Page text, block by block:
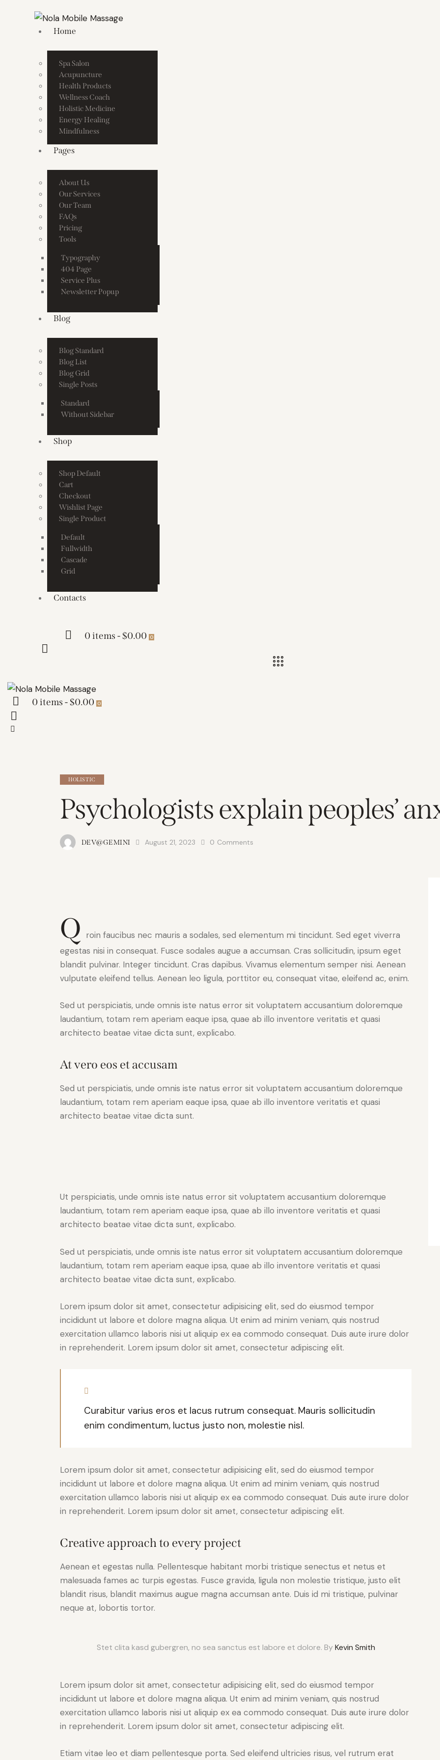
Home
Spa Salon
Acupuncture
Health Products
Wellness Coach
Holistic Medicine
Energy Healing
Mindfulness
Pages
About Us
Our Services
Our Team
FAQs
Pricing
Tools
Typography
404 Page
Service Plus
Newsletter Popup
Blog
Blog Standard
Blog List
Blog Grid
Single Posts
Standard
Without Sidebar
Shop
Shop Default
Cart
Checkout
Wishlist Page
Single Product
Default
Fullwidth
Cascade
Grid
Contacts
0 items -$0.00 0
0 items -$0.00 0
HOLISTIC
Psychologists explain peoples’
DEV@GEMINI August 21, 2023 0 Comments
Q roin faucibus nec mauris a sodales, sed elementum mi tincidunt. Sed eget viverra
egestas nisi in consequat. Fusce sodales augue a accumsan. Cras sollicitudin, ipsum eget
blandit pulvinar. Integer tincidunt. Cras dapibus. Vivamus elementum semper nisi. Aenean
vulputate eleifend tellus. Aenean leo ligula, porttitor eu, consequat vitae, eleifend ac, enim.
Sed ut perspiciatis, unde omnis iste natus error sit voluptatem accusantium doloremque
laudantium, totam rem aperiam eaque ipsa, quae ab illo inventore veritatis et quasi
architecto beatae vitae dicta sunt, explicabo.
At vero eos et accusam
Sed ut perspiciatis, unde omnis iste natus error sit voluptatem accusantium doloremque
laudantium, totam rem aperiam eaque ipsa, quae ab illo inventore veritatis et quasi
architecto beatae vitae dicta sunt.
Ut perspiciatis, unde omnis iste natus error sit voluptatem accusantium doloremque
laudantium, totam rem aperiam eaque ipsa, quae ab illo inventore veritatis et quasi
architecto beatae vitae dicta sunt, explicabo.
Sed ut perspiciatis, unde omnis iste natus error sit voluptatem accusantium doloremque
laudantium, totam rem aperiam eaque ipsa, quae ab illo inventore veritatis et quasi
architecto beatae vitae dicta sunt, explicabo.
Lorem ipsum dolor sit amet, consectetur adipisicing elit, sed do eiusmod tempor
incididunt ut labore et dolore magna aliqua. Ut enim ad minim veniam, quis nostrud
exercitation ullamco laboris nisi ut aliquip ex ea commodo consequat. Duis aute irure dolor
in reprehenderit. Lorem ipsum dolor sit amet, consectetur adipiscing elit.
Curabitur varius eros et lacus rutrum consequat. Mauris sollicitudin
enim condimentum, luctus justo non, molestie nisl.
Lorem ipsum dolor sit amet, consectetur adipisicing elit, sed do eiusmod tempor
incididunt ut labore et dolore magna aliqua. Ut enim ad minim veniam, quis nostrud
exercitation ullamco laboris nisi ut aliquip ex ea commodo consequat. Duis aute irure dolor
in reprehenderit. Lorem ipsum dolor sit amet, consectetur adipiscing elit.
Creative approach to every project
Aenean et egestas nulla. Pellentesque habitant morbi tristique senectus et netus et
malesuada fames ac turpis egestas. Fusce gravida, ligula non molestie tristique, justo elit
blandit risus, blandit maximus augue magna accumsan ante. Duis id mi tristique, pulvinar
neque at, lobortis tortor.
Stet clita kasd gubergren, no sea sanctus est labore et dolore. ByKevin Smith
Lorem ipsum dolor sit amet, consectetur adipisicing elit, sed do eiusmod tempor
incididunt ut labore et dolore magna aliqua. Ut enim ad minim veniam, quis nostrud
exercitation ullamco laboris nisi ut aliquip ex ea commodo consequat. Duis aute irure dolor
in reprehenderit. Lorem ipsum dolor sit amet, consectetur adipiscing elit.
Etiam vitae leo et diam pellentesque porta. Sed eleifend ultricies risus, vel rutrum erat